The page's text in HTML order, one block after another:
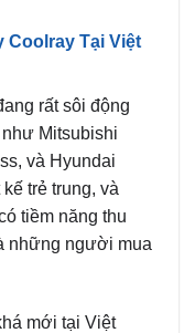
Coolray Tại Việt
rất sôi động
Mitsubishi
và Hyundai
trẻ trung, và
tiềm năng thu
những người mua
mới tại Việt